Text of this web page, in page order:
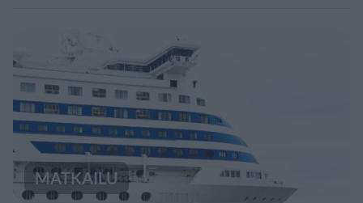
MATKAILU